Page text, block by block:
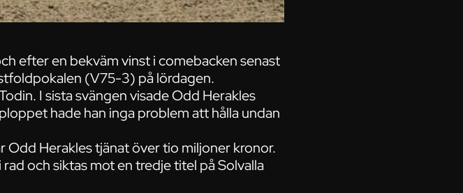
efter en bekväm vinst i comebacken senast
(V75-3) på lördagen.
I sista svängen visade Odd Herakles
hade han inga problem att hålla undan
Odd Herakles tjänat över tio miljoner kronor.
och siktas mot en tredje titel på Solvalla